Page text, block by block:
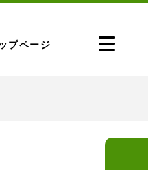
プページ